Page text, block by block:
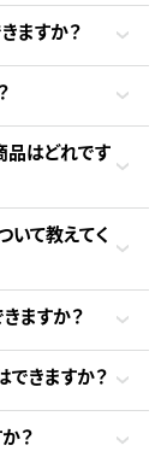
ますか？
品はどれです
いて教えてく
ますか？
できますか？
？